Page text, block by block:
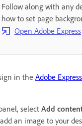
Follow along with any
how to set page
Open Adobe Express
in the Adobe Express
select Add
an image to your